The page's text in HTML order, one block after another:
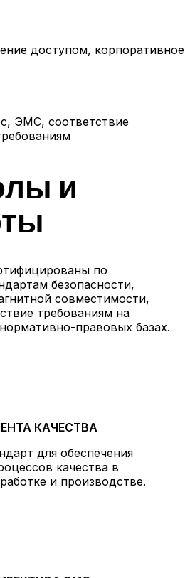
доступом, корпоративное
ЭМС, соответствие
и
по
безопасности,
совместимости,
требованиям на
правовых базах.
КАЧЕСТВА
для обеспечения
качества в
и производстве.